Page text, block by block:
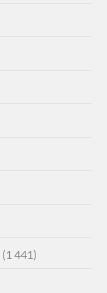
(1 441)